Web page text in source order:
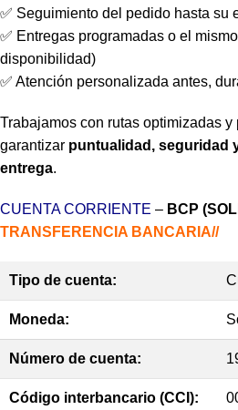
✅ Seguimiento del pedido hasta su
✅ Entregas programadas o el
disponibilidad)
✅ Atención personalizada antes,
Trabajamos con rutas optimizadas
garantizar puntualidad, seguridad
entrega.
CUENTA CORRIENTE – BCP
TRANSFERENCIA BANCARIA//
Tipo de cuenta:
Moneda:
Número de cuenta:
Código interbancario (CCI):